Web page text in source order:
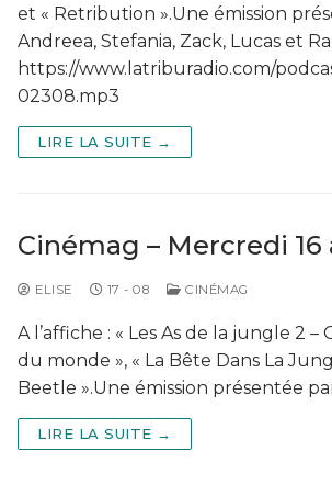
et « Retribution ».Une émission
Andreea, Stefania, Zack, Lucas et
https://www.latriburadio.com/
02308.mp3
LIRE LA SUITE →
Cinémag – Mercredi 16
ELISE 17 - 08 CINÉMAG
A l’affiche : « Les As de la jungle 2
du monde », « La Bête Dans La
Beetle ».Une émission présentée
LIRE LA SUITE →